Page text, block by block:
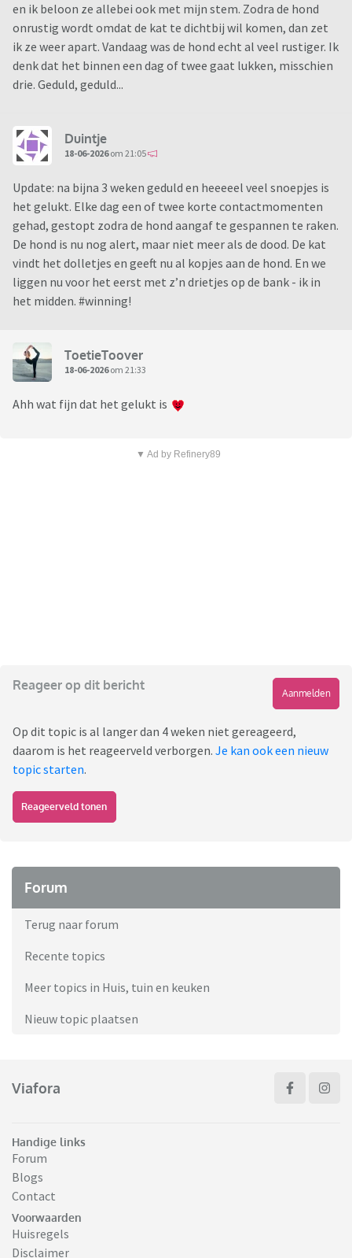
en ik beloon ze allebei ook met mijn stem. Zodra de hond
onrustig wordt omdat de kat te dichtbij wil komen, dan zet
ik ze weer apart. Vandaag was de hond echt al veel rustiger. Ik
denk dat het binnen een dag of twee gaat lukken, misschien
drie. Geduld, geduld...
Duintje
18-06-2026om 21:05
Update: na bijna 3 weken geduld en heeeeel veel snoepjes is
het gelukt. Elke dag een of twee korte contactmomenten
gehad, gestopt zodra de hond aangaf te gespannen te raken.
De hond is nu nog alert, maar niet meer als de dood. De kat
vindt het dolletjes en geeft nu al kopjes aan de hond. En we
liggen nu voor het eerst met z’n drietjes op de bank - ik in
het midden. #winning!
ToetieToover
18-06-2026om 21:33
Ahh wat fijn dat het gelukt is
▼ Ad by Refinery89
Reageer op dit bericht
Aanmelden
Op dit topic is al langer dan 4 weken niet gereageerd,
daarom is het reageerveld verborgen. Je kan ook een nieuw
topic starten.
Reageerveld tonen
Forum
Terug naar forum
Recente topics
Meer topics in Huis, tuin en keuken
Nieuw topic plaatsen
Viafora
Handige links
Forum
Blogs
Contact
Voorwaarden
Huisregels
Disclaimer